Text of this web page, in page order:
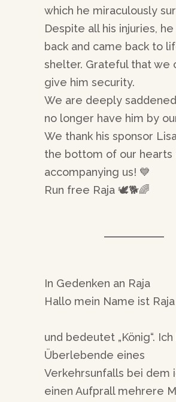
which he miraculously
Despite all his injuries,
back and came back to
shelter. Grateful that we
give him security.
We are deeply
no longer have him by
We thank his sponsor
the bottom of our hearts
accompanying us! 💙
Run free Raja 🕊️🐕🌈
In Gedenken an Raja
Hallo mein Name ist Raja
und bedeutet „König“.
Überlebende eines
Verkehrsunfalls bei dem
einen Aufprall mehrere